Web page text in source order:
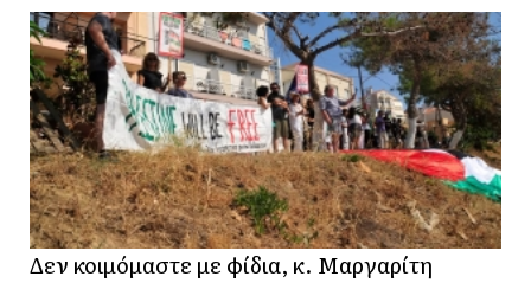
Δεν κοιμόμαστε με φίδια, κ. Μαργαρίτη